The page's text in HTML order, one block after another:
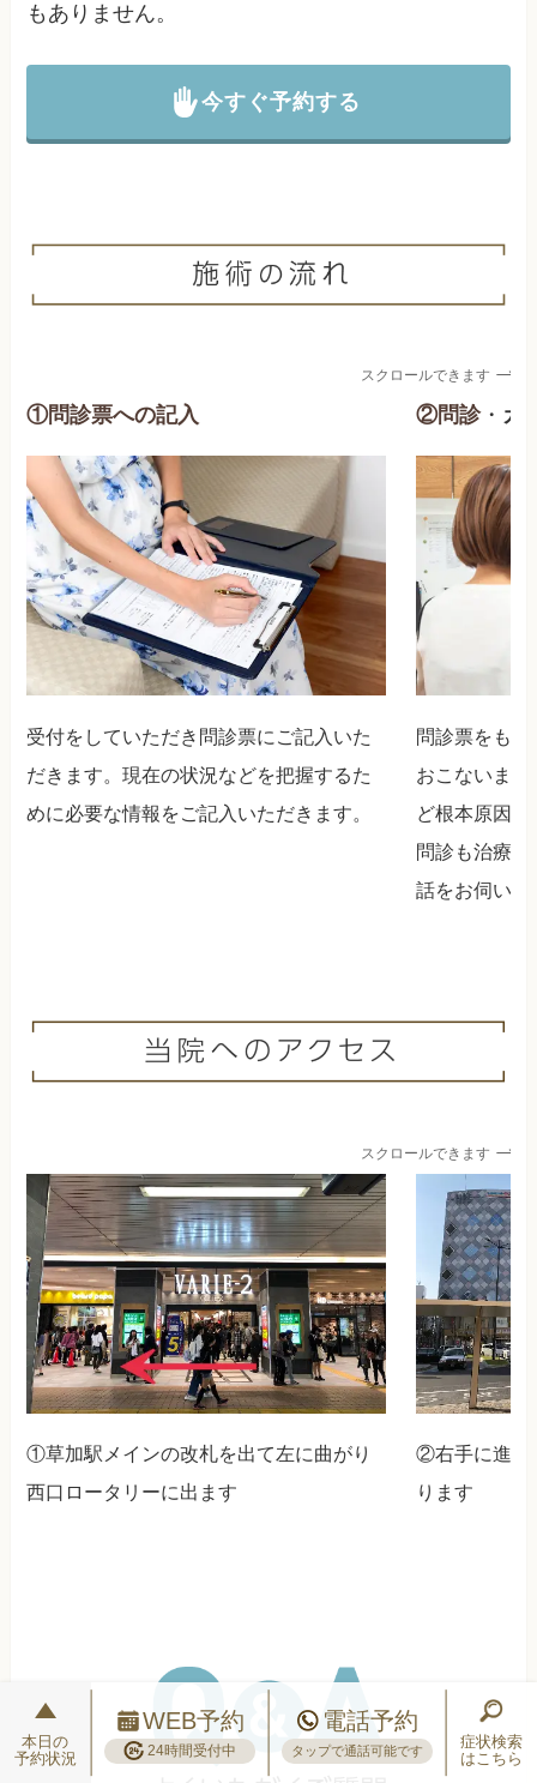
もありません。
今すぐ予約する
スクロールできます
①問診票への記入
受付をしていただき問診票にご記入いた
だきます。現在の状況などを把握するた
めに必要な情報をご記入いただきます。
②問診・ カ
問診票をも
おこないま
ど根本原因
問診も治療
話をお伺いし
スクロールできます
①草加駅メインの改札を出て左に曲がり
西口ロータリーに出ます
②右手に進む
ります
本日の
予約状況
WEB予約
24時間受付中
電話予約
タップで通話可能です
症状検索
はこちら